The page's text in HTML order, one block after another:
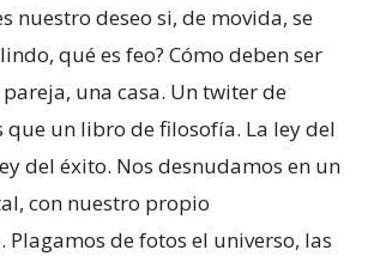
nuestro deseo si, de movida, se
qué es feo? Cómo deben ser
una casa. Un twiter de
que un libro de filosofía. La ley del
del éxito. Nos desnudamos en un
con nuestro propio
Plagamos de fotos el universo, las